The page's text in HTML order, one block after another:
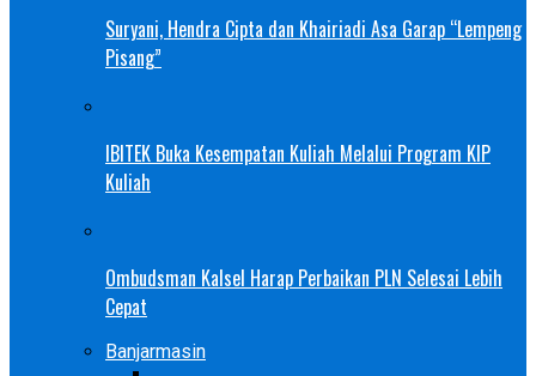
Suryani, Hendra Cipta dan Khairiadi Asa Garap “Lempeng
Pisang”
IBITEK Buka Kesempatan Kuliah Melalui Program KIP
Kuliah
Ombudsman Kalsel Harap Perbaikan PLN Selesai Lebih
Cepat
Banjarmasin